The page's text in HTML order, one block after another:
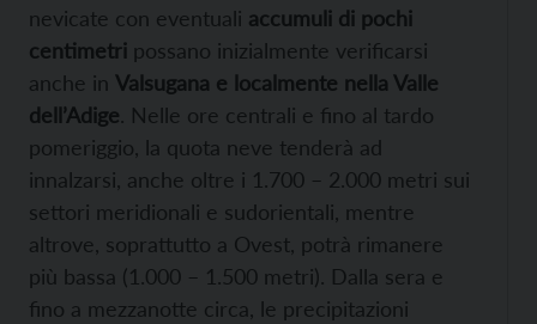
nevicate con eventuali accumuli di pochi
centimetri possano inizialmente verificarsi
anche in Valsugana e localmente nella Valle
dell’Adige. Nelle ore centrali e fino al tardo
pomeriggio, la quota neve tenderà ad
innalzarsi, anche oltre i 1.700 – 2.000 metri sui
settori meridionali e sudorientali, mentre
altrove, soprattutto a Ovest, potrà rimanere
più bassa (1.000 – 1.500 metri). Dalla sera e
fino a mezzanotte circa, le precipitazioni